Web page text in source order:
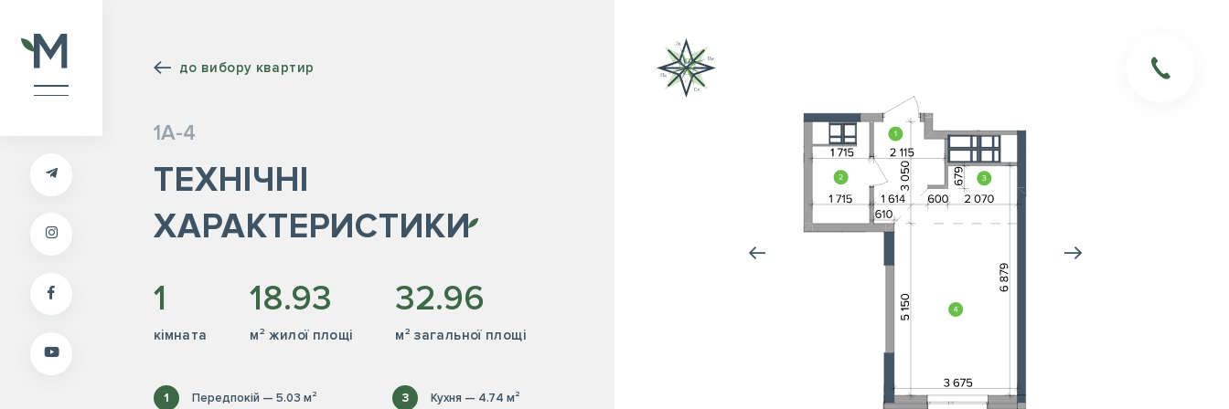
до вибору квартир
1А-4
ТЕХНІЧНІ
ХАРАКТЕРИСТИКИ
1
кiмната
18.93
м² жилої площі
32.96
м² загальної площі
1 Передпокій — 5.03 м² 3 Кухня — 4.74 м²